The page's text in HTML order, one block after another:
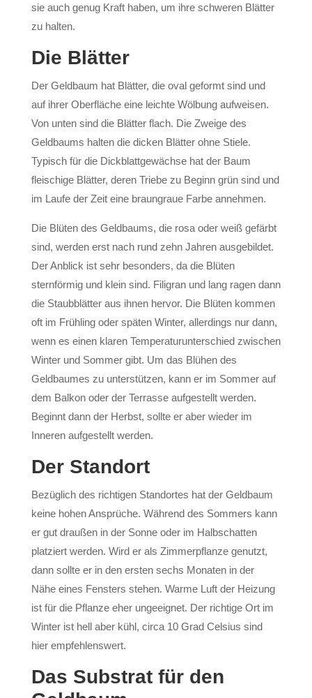
sie auch genug Kraft haben, um ihre schweren Blätter
zu halten.
Die Blätter
Der Geldbaum hat Blätter, die oval geformt sind und
auf ihrer Oberfläche eine leichte Wölbung aufweisen.
Von unten sind die Blätter flach. Die Zweige des
Geldbaums halten die dicken Blätter ohne Stiele.
Typisch für die Dickblattgewächse hat der Baum
fleischige Blätter, deren Triebe zu Beginn grün sind und
im Laufe der Zeit eine braungraue Farbe annehmen.
Die Blüten des Geldbaums, die rosa oder weiß gefärbt
sind, werden erst nach rund zehn Jahren ausgebildet.
Der Anblick ist sehr besonders, da die Blüten
sternförmig und klein sind. Filigran und lang ragen dann
die Staubblätter aus ihnen hervor. Die Blüten kommen
oft im Frühling oder späten Winter, allerdings nur dann,
wenn es einen klaren Temperaturunterschied zwischen
Winter und Sommer gibt. Um das Blühen des
Geldbaumes zu unterstützen, kann er im Sommer auf
dem Balkon oder der Terrasse aufgestellt werden.
Beginnt dann der Herbst, sollte er aber wieder im
Inneren aufgestellt werden.
Der Standort
Bezüglich des richtigen Standortes hat der Geldbaum
keine hohen Ansprüche. Während des Sommers kann
er gut draußen in der Sonne oder im Halbschatten
platziert werden. Wird er als Zimmerpflanze genutzt,
dann sollte er in den ersten sechs Monaten in der
Nähe eines Fensters stehen. Warme Luft der Heizung
ist für die Pflanze eher ungeeignet. Der richtige Ort im
Winter ist hell aber kühl, circa 10 Grad Celsius sind
hier empfehlenswert.
Das Substrat für den